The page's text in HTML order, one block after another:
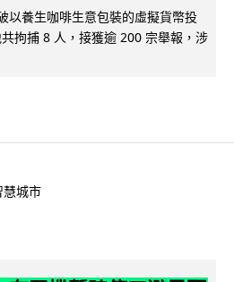
以養生咖啡生意包裝的虛擬貨幣投
拘捕 8 人，接獲逾 200 宗舉報，涉
慧城市